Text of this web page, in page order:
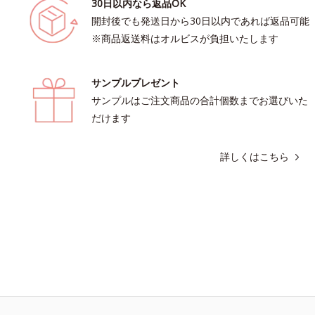
30日以内なら返品OK
開封後でも発送日から30日以内であれば返品可能
※商品返送料はオルビスが負担いたします
サンプルプレゼント
サンプルはご注文商品の合計個数までお選びいた
だけます
詳しくはこちら